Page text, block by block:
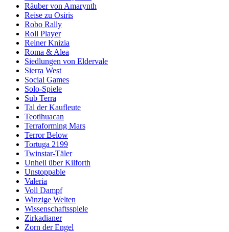
Räuber von Amarynth
Reise zu Osiris
Robo Rally
Roll Player
Reiner Knizia
Roma & Alea
Siedlungen von Eldervale
Sierra West
Social Games
Solo-Spiele
Sub Terra
Tal der Kaufleute
Teotihuacan
Terraforming Mars
Terror Below
Tortuga 2199
Twinstar-Täler
Unheil über Kilforth
Unstoppable
Valeria
Voll Dampf
Winzige Welten
Wissenschaftsspiele
Zirkadianer
Zorn der Engel